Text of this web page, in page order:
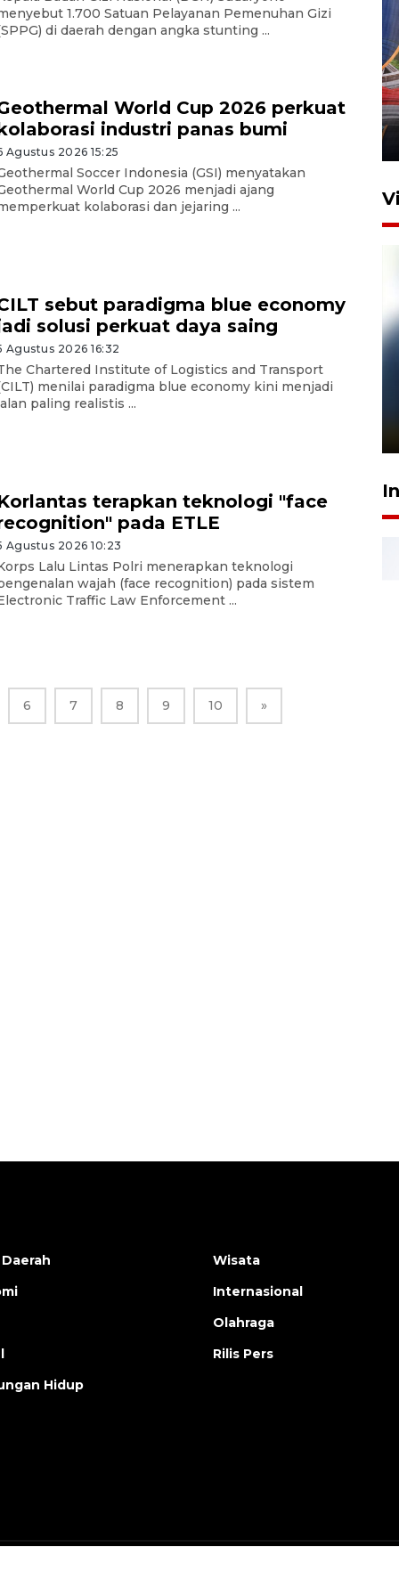
1.700 Satuan Pelayanan Pemenuhan Gizi
di daerah dengan angka stunting ...
World Cup 2026 perkuat
industri panas bumi
Agustus 2026 15:25
Soccer Indonesia (GSI) menyatakan
World Cup 2026 menjadi ajang
kolaborasi dan jejaring ...
sebut paradigma blue economy
solusi perkuat daya saing
Agustus 2026 16:32
Chartered Institute of Logistics and Transport
menilai paradigma blue economy kini menjadi
paling realistis ...
terapkan teknologi "face
pada ETLE
Agustus 2026 10:23
Lalu Lintas Polri menerapkan teknologi
wajah (face recognition) pada sistem
Traffic Law Enforcement ...
6 7 8 9 10 »
Stasiun Bogor
12 Juni 2026 18:49
Pelanggan Filaha Farm setia
sampai 8 tahan?
Hidup
Wisata
Internasional
Olahraga
Rilis Pers